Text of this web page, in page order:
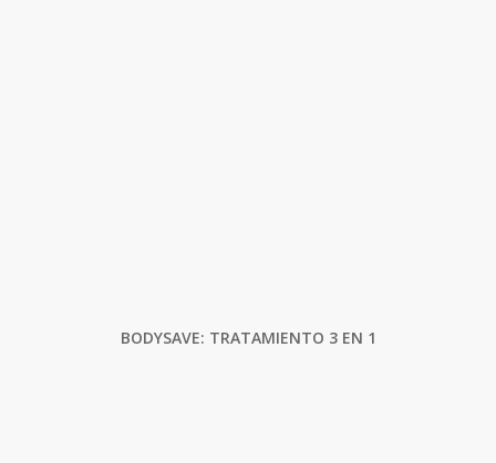
BODYSAVE: TRATAMIENTO 3 EN 1